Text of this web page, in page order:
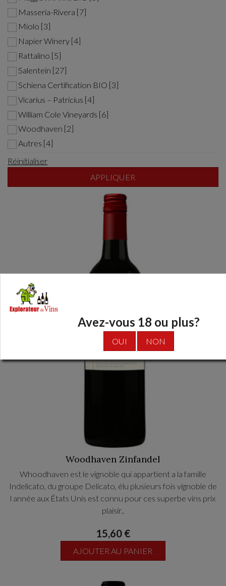
Masseria-Rivera [7]
Miolo [3]
Napier Winery [4]
Rattalino [5]
Salentein [27]
Schiena Certification BIO [3]
Vicarius – Patricius [4]
William Cole Vineyards [6]
Woodhaven [2]
Autres [4]
Réinitialiser
APPLIQUER
Woodhaven Zinfandel
Whoodhaven est le vignoble qui appartient a la famille
Indelicato, du groupe Delicato, élu plusieurs fois vignoble de
l année aux États Unis est connu pour ces superbe vins prix
plaisir..
ITALIEN
Très fruités, concentré, confiture de fruit noirs. Un
délice...CE ZINFANDEL EST TYPIQUE
15,60 €
AJOUTER AU PANIER
Avez-vous 18 ou plus?
OUI NON